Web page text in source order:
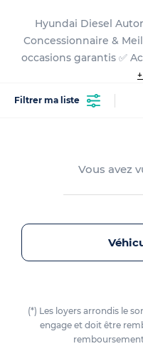
Hyundai Diesel
Concessionnaire &
occasions garantis ✅
Filtrer ma liste
Vous avez
(*) Les loyers arrondis le
engage et doit être